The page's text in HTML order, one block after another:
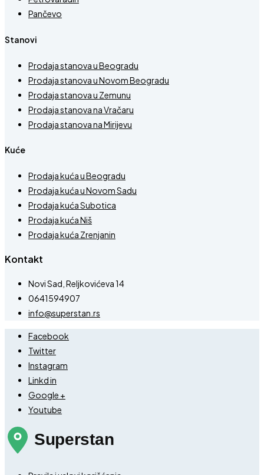
Pančevo
Stanovi
Prodaja stanova u Beogradu
Prodaja stanova u Novom Beogradu
Prodaja stanova u Zemunu
Prodaja stanova na Vračaru
Prodaja stanova na Mirijevu
Kuće
Prodaja kuća u Beogradu
Prodaja kuća u Novom Sadu
Prodaja kuća Subotica
Prodaja kuća Niš
Prodaja kuća Zrenjanin
Kontakt
Novi Sad, Reljkovićeva 14
0641594907
info@superstan.rs
Facebook
Twitter
Instagram
Linkd in
Google +
Youtube